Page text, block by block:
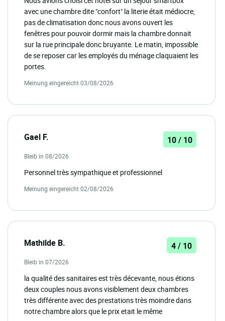
avec une chambre dite "confort" la literie était médiocre,
pas de climatisation donc nous avons ouvert les
fenêtres pour pouvoir dormir mais la chambre donnait
sur la rue principale donc bruyante. Le matin, impossible
de se reposer car les employés du ménage claquaient les
portes.
Meinung eingereicht 03/08/2026
Gael F. 10 / 10
Bleib in 08/2026
Personnel très sympathique et professionnel
Meinung eingereicht 02/08/2026
Mathilde B. 4 / 10
Bleib in 07/2026
la qualité des sanitaires est très décevante, nous étions
deux couples nous avons visiblement deux chambres
très différente avec des prestations très moindre dans
notre chambre alors que le prix etait le même